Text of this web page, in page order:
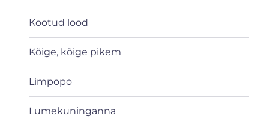
Kootud lood
Kõige, kõige pikem
Limpopo
Lumekuninganna